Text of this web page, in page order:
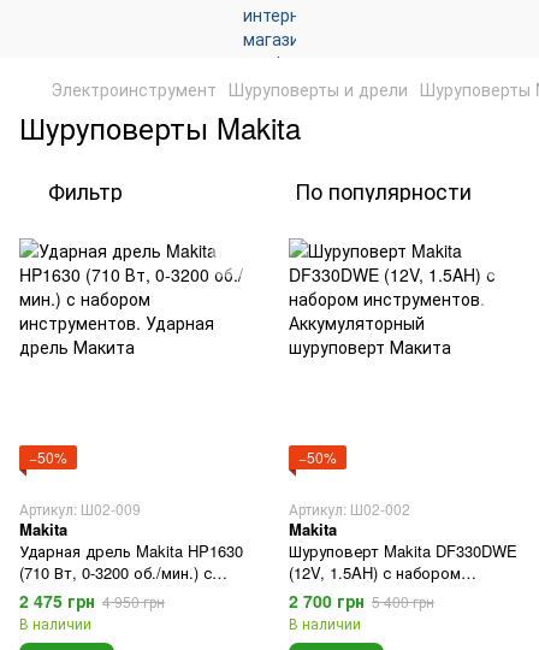
Электроинструмент Шуруповерты и дрели Шуруповерты
Шуруповерты Makita
Фильтр По популярности
−50%
Артикул: Ш02-009
Makita
Ударная дрель Makita HP1630
(710 Вт, 0-3200 об./мин.) с
набором инструментов.
Ударная дрель Макита
2 475 грн 4 950 грн
В наличии
−50%
Артикул: Ш02-002
Makita
Шуруповерт Makita DF330DWE
(12V, 1.5AH) с набором
инструментов.
Аккумуляторный шуруповерт
Макита
2 700 грн 5 400 грн
В наличии